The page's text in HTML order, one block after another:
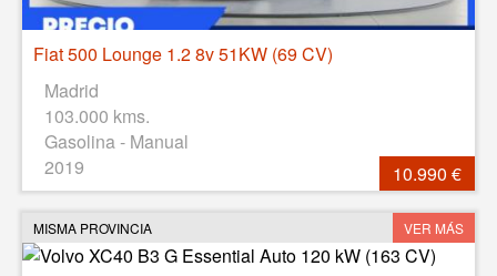
Fiat 500 Lounge 1.2 8v 51KW (69 CV)
Madrid
103.000 kms.
Gasolina - Manual
2019
10.990 €
MISMA PROVINCIA VER MÁS